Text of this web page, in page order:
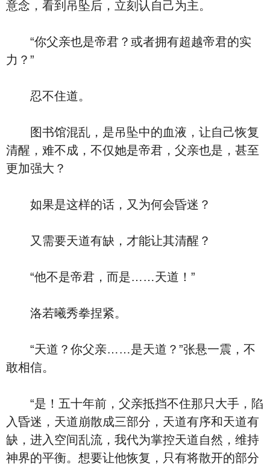
意念，看到吊坠后，立刻认自己为主。
“你父亲也是帝君？或者拥有超越帝君的实
力？”
忍不住道。
图书馆混乱，是吊坠中的血液，让自己恢复
清醒，难不成，不仅她是帝君，父亲也是，甚至
更加强大？
如果是这样的话，又为何会昏迷？
又需要天道有缺，才能让其清醒？
“他不是帝君，而是……天道！”
洛若曦秀拳捏紧。
“天道？你父亲……是天道？”张悬一震，不
敢相信。
“是！五十年前，父亲抵挡不住那只大手，陷
入昏迷，天道崩散成三部分，天道有序和天道有
缺，进入空间乱流，我代为掌控天道自然，维持
神界的平衡。想要让他恢复，只有将散开的部分